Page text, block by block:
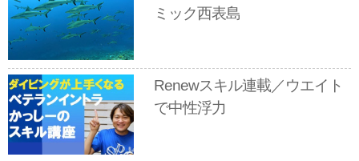
ミック西表島
Renewスキル連載／ウエイト
で中性浮力